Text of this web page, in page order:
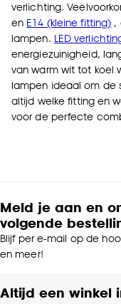
verlichting.
en E14 (kleine fitting) ,
lampen. LED
energiezuinigheid,
van warm wit tot koel
lampen ideaal om de
altijd welke fitting en
voor de perfecte
Meld je aan en
volgende
Blijf per e-mail op de
en meer!
Altijd een winkel